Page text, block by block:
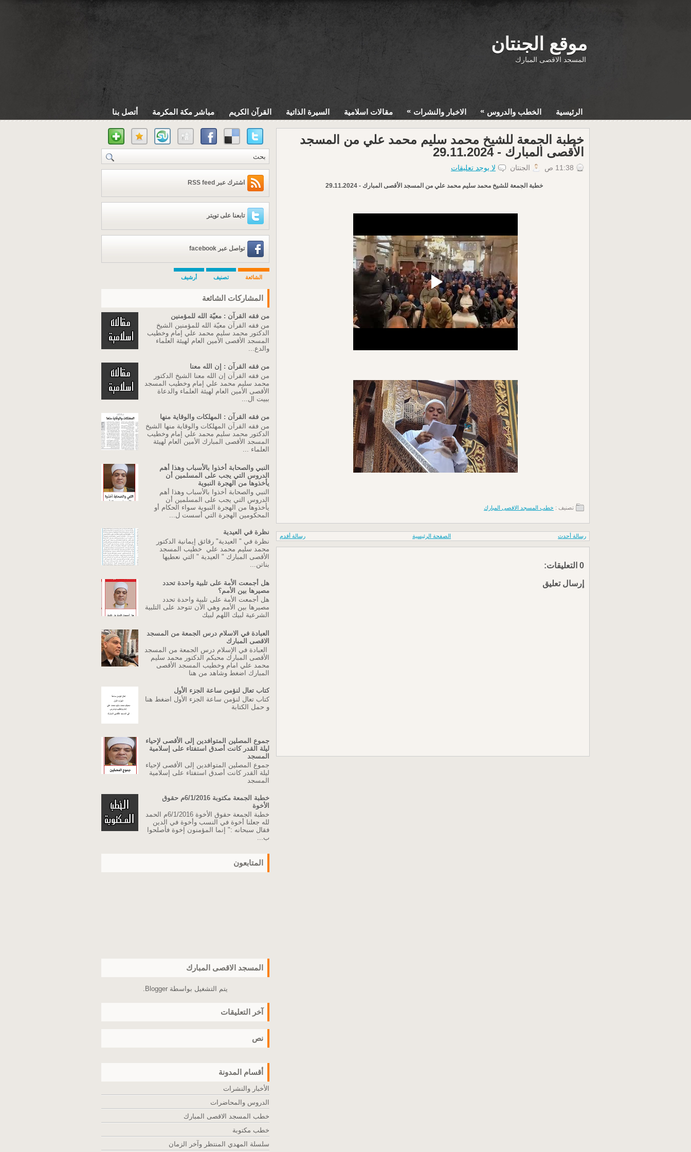
موقع الجنتان
المسجد الاقصى المبارك
الرئيسية الخطب والدروس » الاخبار والنشرات » مقالات اسلامية السيرة الذاتية القرآن الكريم مباشر مكة المكرمة أتصل بنا
خطبة الجمعة للشيخ محمد سليم محمد علي من المسجد
الأقصى المبارك - 29.11.2024
11:38 ص الجنتان لا يوجد تعليقات
خطبة الجمعة للشيخ محمد سليم محمد علي من المسجد الأقصى المبارك - 29.11.2024
تصنيف : خطب المسجد الاقصى المبارك
رسالة أحدث رسالة أقدم الصفحة الرئيسية
0 التعليقات:
إرسال تعليق
اشترك عبر RSS feed
تابعنا على تويتر
تواصل عبر facebook
الشائعة تصنيف أرشيف
المشاركات الشائعة
من فقه القرآن : معيّة الله للمؤمنين
من فقه القرآن معيّة الله للمؤمنين الشيخ
الدكتور محمد سليم محمد علي إمام وخطيب
المسجد الأقصى الأمين العام لهيئة العلماء
والدع...
من فقه القرآن : إن الله معنا
من فقه القرآن إن الله معنا الشيخ الدكتور
محمد سليم محمد علي إمام وخطيب المسجد
الأقصى الأمين العام لهيئة العلماء والدعاة
ببيت ال...
من فقه القرآن : المهلكات والوقاية منها
من فقه القرآن المهلكات والوقاية منها الشيخ
الدكتور محمد سليم محمد علي إمام وخطيب
المسجد الأقصى المبارك الأمين العام لهيئة
العلماء ...
النبي والصحابة أخذوا بالأسباب وهذا أهم
الدروس التي يجب على المسلمين أن
يأخذوها من الهجرة النبوية
النبي والصحابة أخذوا بالأسباب وهذا أهم
الدروس التي يجب على المسلمين أن
يأخذوها من الهجرة النبوية سواء الحكام أو
المحكومين الهجرة التي أسست ل...
نظرة في العيدية
نظرة في " العيدية" رقائق إيمانية الدكتور
محمد سليم محمد علي خطيب المسجد
الأقصى المبارك " العيدية " التي نعطيها
بناتن...
هل أجمعت الأمة على تلبية واحدة تحدد
مصيرها بين الأمم؟
هل أجمعت الأمة على تلبية واحدة تحدد
مصيرها بين الأمم وهي الآن تتوحد على التلبية
الشرعية لبيك اللهم لبيك
العبادة في الاسلام درس الجمعة من المسجد
الاقصى المبارك
العبادة في الإسلام درس الجمعة من المسجد
الأقصى المبارك محبكم الدكتور محمد سليم
محمد علي امام وخطيب المسجد الأقصى
المبارك اضغط وشاهد من هنا
كتاب تعال لنؤمن ساعة الجزء الأول
كتاب تعال لنؤمن ساعة الجزء الأول اضغط هنا
و حمل الكتابة
جموع المصلين المتوافدين إلى الأقصى لإحياء
ليلة القدر كانت أصدق استفتاء على إسلامية
المسجد
جموع المصلين المتوافدين إلى الأقصى لإحياء
ليلة القدر كانت أصدق استفتاء على إسلامية
المسجد
خطبة الجمعة مكتوبة 6/1/2016م حقوق
الأخوة
خطبة الجمعة حقوق الأخوة 6/1/2016م الحمد
لله جعلنا أخوة في النسب وأخوة في الدين
فقال سبحانه :" إنما المؤمنون إخوة فأصلحوا
ب...
المتابعون
المسجد الاقصى المبارك
يتم التشغيل بواسطة Blogger
.
آخر التعليقات
نص
أقسام المدونة
الأخبار والنشرات
الدروس والمحاضرات
خطب المسجد الاقصى المبارك
خطب مكتوبة
سلسلة المهدي المنتظر وآخر الزمان